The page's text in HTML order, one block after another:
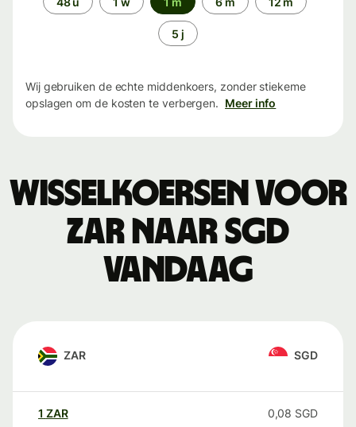
5 j
Wij gebruiken de echte middenkoers, zonder stiekeme
opslagen om de kosten te verbergen. Meer info
Wisselkoersen voor
ZAR naar SGD
vandaag
ZAR SGD
1 ZAR 0,08 SGD